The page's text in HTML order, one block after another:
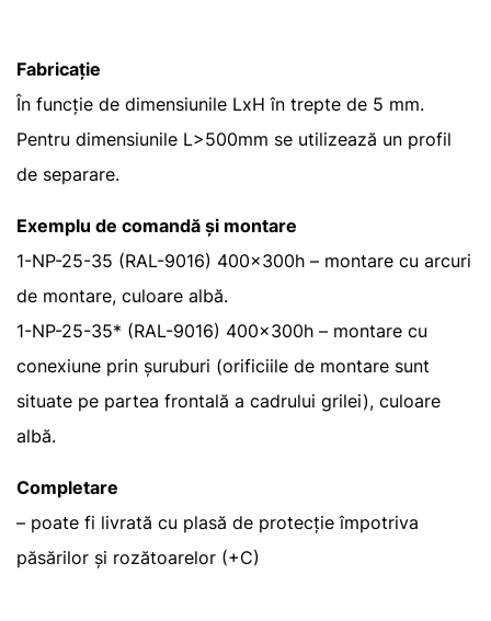
Fabricație
În funcție de dimensiunile LxH în trepte de 5 mm.
Pentru dimensiunile L>500mm se utilizează un profil
de separare.
Exemplu de comandă și montare
1-NP-25-35 (RAL-9016) 400x300h – montare cu arcuri
de montare, culoare albă.
1-NP-25-35* (RAL-9016) 400x300h – montare cu
conexiune prin șuruburi (orificiile de montare sunt
situate pe partea frontală a cadrului grilei), culoare
albă.
Completare
– poate fi livrată cu plasă de protecție împotriva
păsărilor și rozătoarelor (+C)